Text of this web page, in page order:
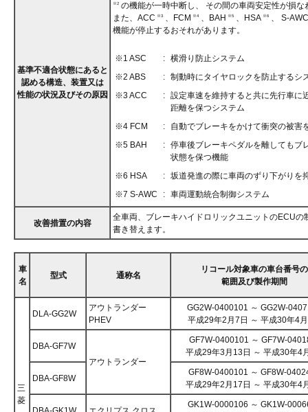
基準不適合状態にあると
認める構造、装置又は
性能の状況及びその原因
※2 の機能が一時中断し、 その間の車両安定性が損
また、ACC
※3 、FCM ※4 、BAH ※5 、HSA ※6
、 S-AWC
機能が停止するおそれがあります。
※1 ASC : 横滑り防止システム
※2 ABS
: 制動時にタイヤロックを防止するシ
※3 ACC
: 設定車速を維持すると共に先行車に
距離を保つシステム
※4 FCM
:
自動でブレーキをかけて衝突の被害
※5 BAH
: 停車後ブレーキペダルを離してもブ
状態を保つ機能
※6 HSA
: 坂道発進の際に車両のずり下がりを
※7 S-AWC
: 車両運動統合制御システム
改善措置の内容
全車両、ブレーキハイドロリックユニットのECUの
書き替えます。
車
名
型式 通称名
リコール対象車の車台番号の
範囲及び製作期間
三
菱
DLA-GG2W
アウトランダー
PHEV
GG2W-0400101 ～ GG2W-
平成29年2月7日 ～ 平成30年4
DBA-GF7W
アウトランダー
GF7W-0400101 ～ GF7W-
平成29年3月13日 ～ 平成30年4
DBA-GF8W
GF8W-0400101 ～ GF8W-
平成29年2月17日 ～ 平成30年4
GK1W-0000106 ～ GK1W-